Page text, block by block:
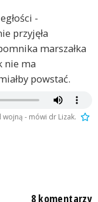
-
przyjęła
marszałka
nie ma
powstać.
wojną - mówi dr Lizak.
8 komentarzy
dawnego "Masztu
wjazdem do
; ew. w
pomnika przy
popiersie
Cmentarz Centralny
postawił na pl.
pomnik "nie będzie
mającego